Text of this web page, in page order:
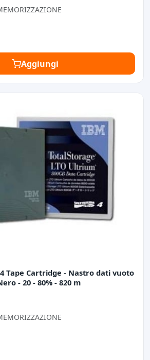
Aggiungi
Tape Cartridge - Nastro dati vuoto
- 20 - 80% - 820 m